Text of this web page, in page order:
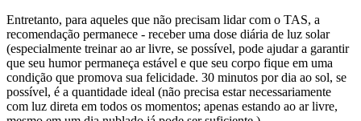
Entretanto, para aqueles que não precisam lidar com o TAS, a
recomendação permanece - receber uma dose diária de luz solar
(especialmente treinar ao ar livre, se possível, pode ajudar a garantir
que seu humor permaneça estável e que seu corpo fique em uma
condição que promova sua felicidade. 30 minutos por dia ao sol, se
possível, é a quantidade ideal (não precisa estar necessariamente
com luz direta em todos os momentos; apenas estando ao ar livre,